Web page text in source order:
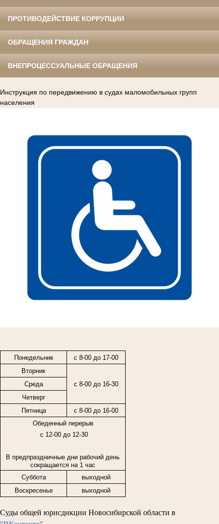
ПРОТИВОДЕЙСТВИЕ КОРРУПЦИИ
ОБРАЩЕНИЯ ГРАЖДАН
ВНЕПРОЦЕССУАЛЬНЫЕ ОБРАЩЕНИЯ
Инструкция по передвижению в судах маломобильных групп
населения
Понедельник
с 8-00 до 17-00
Вторник
с 8-00 до 16-30
Среда
Четверг
Пятница
с 8-00 до 16-00
Обеденный перерыв
с 12-00 до 12-30
В предпраздничные дни рабочий день
сокращается на 1 час
Суббота
выходной
Воскресенье
выходной
Суды общей юрисдикции Новосибирской области в